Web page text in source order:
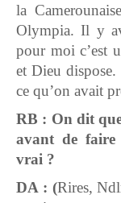
la
Olympia. Il y
pour moi c’est
et Dieu
ce qu’on avait
RB : On dit
avant de faire
vrai ?
DA : (Rires,